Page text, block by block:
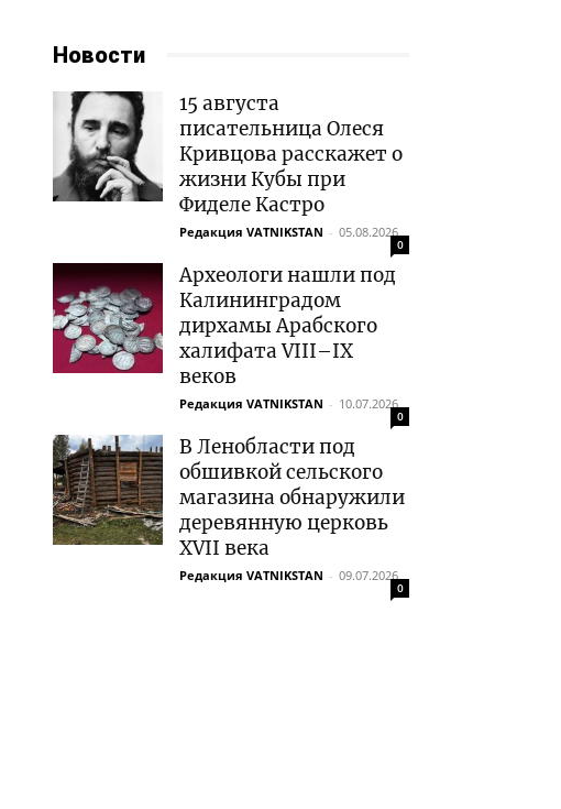
Новости
15 августа
писательница Олеся
Кривцова расскажет о
жизни Кубы при
Фиделе Кастро
Редакция VATNIKSTAN - 05.08.2026
0
Археологи нашли под
Калининградом
дирхамы Арабского
халифата VIII–IX
веков
Редакция VATNIKSTAN - 10.07.2026
0
В Ленобласти под
обшивкой сельского
магазина обнаружили
деревянную церковь
XVII века
Редакция VATNIKSTAN - 09.07.2026
0